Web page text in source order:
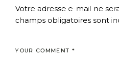
Votre adresse e-mail ne
champs obligatoires sont